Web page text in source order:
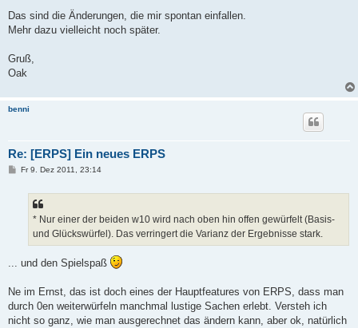
Das sind die Änderungen, die mir spontan einfallen.
Mehr dazu vielleicht noch später.
Gruß,
Oak
benni
Re: [ERPS] Ein neues ERPS
BFr 9. Dez 2011, 23:14
* Nur einer der beiden w10 wird nach oben hin offen gewürfelt (Basis-
und Glückswürfel). Das verringert die Varianz der Ergebnisse stark.
... und den Spielspaß
Ne im Ernst, das ist doch eines der Hauptfeatures von ERPS, dass man
durch 0en weiterwürfeln manchmal lustige Sachen erlebt. Versteh ich
nicht so ganz, wie man ausgerechnet das ändern kann, aber ok, natürlich